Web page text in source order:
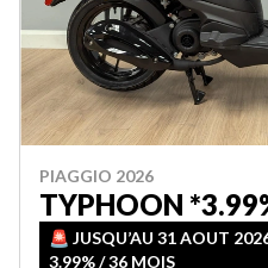
PIAGGIO 2026
TYPHOON
🚨 JUSQU’AU 31 AOUT
3.99% / 36 MOIS